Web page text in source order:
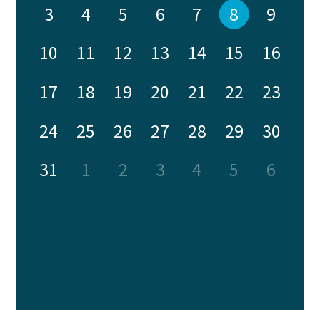
3
4 5 6 7 8
9
10
11 12 13 14 15
16
17
18 19 20 21 22
23
24
25 26 27 28 29
30
31
1 2 3 4 5 6